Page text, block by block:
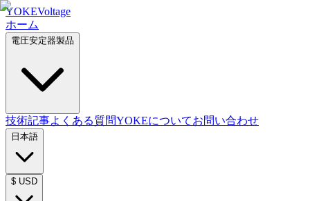
YOKEVoltage
ホーム
電圧安定器製品
技術記事よくある質問YOKEについてお問い合わせ
日本語
$ USD